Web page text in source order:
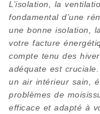
L’isolation, la
fondamental d’une
une bonne isolation,
votre facture
compte tenu des
adéquate est
un air intérieur sain,
problèmes de
efficace et adapté à